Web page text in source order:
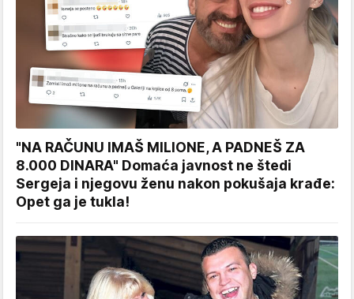
"NA RAČUNU IMAŠ MILIONE, A PADNEŠ ZA
8.000 DINARA" Domaća javnost ne štedi
Sergeja i njegovu ženu nakon pokušaja krađe:
Opet ga je tukla!